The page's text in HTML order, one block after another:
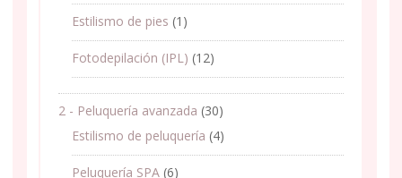
Estilismo de pies (1)
Fotodepilación (IPL) (12)
2 - Peluquería avanzada (30)
Estilismo de peluquería (4)
Peluquería SPA (6)